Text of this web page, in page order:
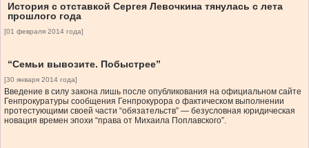
История с отставкой Сергея Левочкина тянулась с лета
прошлого года
[01 февраля 2014 года]
“Семьи вывозите. Побыстрее”
[30 января 2014 года]
Введение в силу закона лишь после опубликования на официальном сайте
Генпрокуратуры сообщения Генпрокурора о фактическом выполнении
протестующими своей части “обязательств” — безусловная юридическая
новация времен эпохи “права от Михаила Поплавского”.